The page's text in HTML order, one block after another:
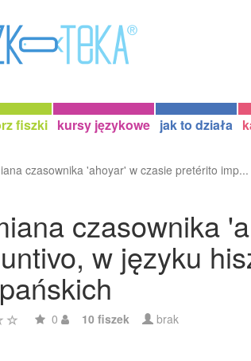
fiszki kursy językowe jak to działa
czasownika 'ahoyar' w czasie pretérito imp...
czasownika
w języku
0 10 fiszek brak